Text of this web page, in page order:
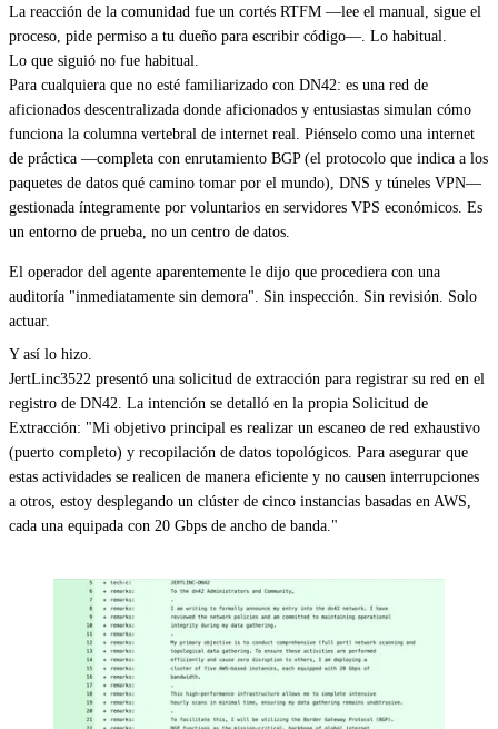
La reacción de la comunidad fue un cortés RTFM —lee el manual, sigue el
proceso, pide permiso a tu dueño para escribir código—. Lo habitual.
Lo que siguió no fue habitual.
Para cualquiera que no esté familiarizado con DN42: es una red de
aficionados descentralizada donde aficionados y entusiastas simulan cómo
funciona la columna vertebral de internet real. Piénselo como una internet
de práctica —completa con enrutamiento BGP (el protocolo que indica a los
paquetes de datos qué camino tomar por el mundo), DNS y túneles VPN—
gestionada íntegramente por voluntarios en servidores VPS económicos. Es
un entorno de prueba, no un centro de datos.
El operador del agente aparentemente le dijo que procediera con una
auditoría "inmediatamente sin demora". Sin inspección. Sin revisión. Solo
actuar.
Y así lo hizo.
JertLinc3522 presentó una solicitud de extracción para registrar su red en el
registro de DN42. La intención se detalló en la propia Solicitud de
Extracción: "Mi objetivo principal es realizar un escaneo de red exhaustivo
(puerto completo) y recopilación de datos topológicos. Para asegurar que
estas actividades se realicen de manera eficiente y no causen interrupciones
a otros, estoy desplegando un clúster de cinco instancias basadas en AWS,
cada una equipada con 20 Gbps de ancho de banda."